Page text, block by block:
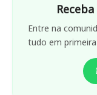
Entre na
tudo em